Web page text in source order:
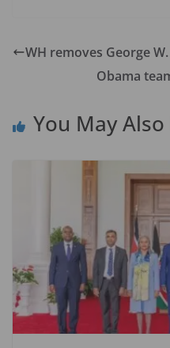
b
k
d
o
l e
WH removes George
Obama
You May Also